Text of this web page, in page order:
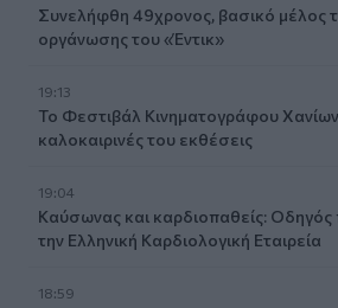
Συνελήφθη 49χρονος, βασικό μέλος
οργάνωσης του «Έντικ»
19:13
Το Φεστιβάλ Κινηματογράφου Χανίων
καλοκαιρινές του εκθέσεις
19:04
Καύσωνας και καρδιοπαθείς:
την Ελληνική Καρδιολογική Εταιρεία
18:59